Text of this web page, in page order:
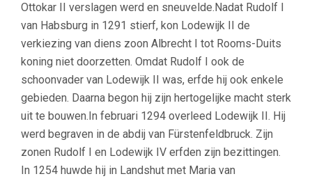
Ottokar II verslagen werd en sneuvelde.Nadat Rudolf I
van Habsburg in 1291 stierf, kon Lodewijk II de
verkiezing van diens zoon Albrecht I tot Rooms-Duits
koning niet doorzetten. Omdat Rudolf I ook de
schoonvader van Lodewijk II was, erfde hij ook enkele
gebieden. Daarna begon hij zijn hertogelijke macht sterk
uit te bouwen.In februari 1294 overleed Lodewijk II. Hij
werd begraven in de abdij van Fürstenfeldbruck. Zijn
zonen Rudolf I en Lodewijk IV erfden zijn bezittingen.
In 1254 huwde hij in Landshut met Maria van